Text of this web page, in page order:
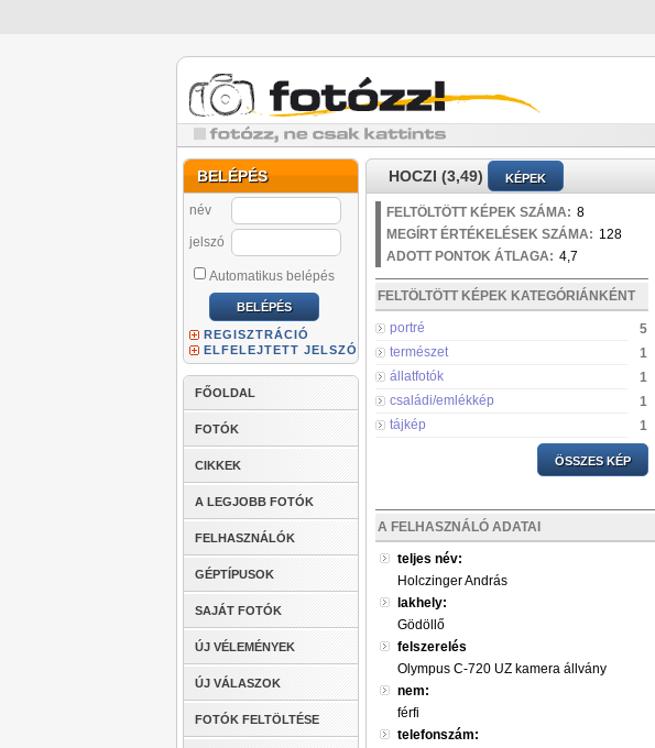
BELÉPÉS
név
jelszó
Automatikus belépés
REGISZTRÁCIÓ
ELFELEJTETT JELSZÓ
FŐOLDAL
FOTÓK
CIKKEK
A LEGJOBB FOTÓK
FELHASZNÁLÓK
GÉPTÍPUSOK
SAJÁT FOTÓK
ÚJ VÉLEMÉNYEK
ÚJ VÁLASZOK
FOTÓK FELTÖLTÉSE
HOCZI (3,49) KÉPEK
FELTÖLTÖTT KÉPEK SZÁMA: 8
MEGÍRT ÉRTÉKELÉSEK SZÁMA: 128
ADOTT PONTOK ÁTLAGA: 4,7
FELTÖLTÖTT KÉPEK KATEGÓRIÁNKÉNT
portré
5
természet
1
állatfotók
1
családi/emlékkép
1
tájkép
1
ÖSSZES KÉP
A FELHASZNÁLÓ ADATAI
teljes név:
Holczinger András
lakhely:
Gödöllő
felszerelés
Olympus C-720 UZ kamera állvány
nem:
férfi
telefonszám: